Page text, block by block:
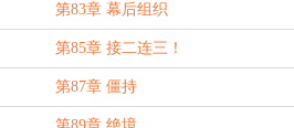
第83章 幕后组织
第85章 接二连三！
第87章 僵持